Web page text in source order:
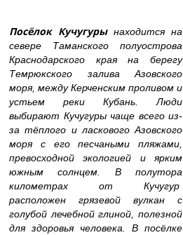
Посёлок Кучугурынаходится на
севере Таманского полуострова
Краснодарского края на берегу
Темрюкского залива Азовского
моря, между Керченским проливом и
устьем реки Кубань. Люди
выбирают Кучугуры чаще всего из-
за тёплого и ласкового Азовского
моря с его песчаными пляжами,
превосходной экологией и ярким
южным солнцем. В полутора
километрах от Кучугур
расположен грязевой вулкан с
голубой лечебной глиной, полезной
для здоровья человека. В посёлке